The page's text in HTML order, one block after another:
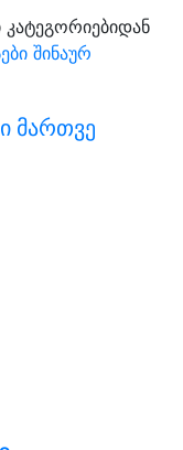
შინაურ
მართვე